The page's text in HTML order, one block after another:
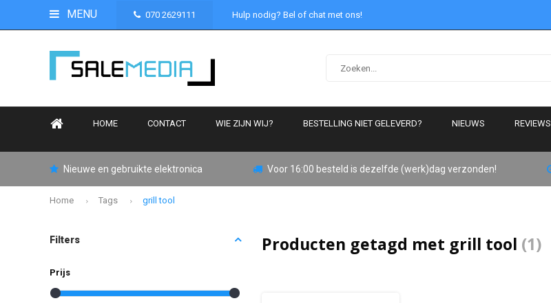
MENU 070 2629111 Hulp nodig? Bel of chat met ons!
HOME CONTACT WIE ZIJN WIJ? BESTELLING NIET GELEVERD? NIEUWS REVIEWS
Nieuwe en gebruikte elektronica Voor 16:00 besteld is dezelfde (werk)dag verzonden!
Home Tags grill tool
Filters
Prijs
Producten getagd met grill tool (1)